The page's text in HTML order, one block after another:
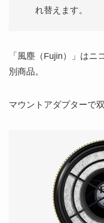
れ替えます。
「風塵（Fujin）」はニ
別商品。
マウントアダプターで